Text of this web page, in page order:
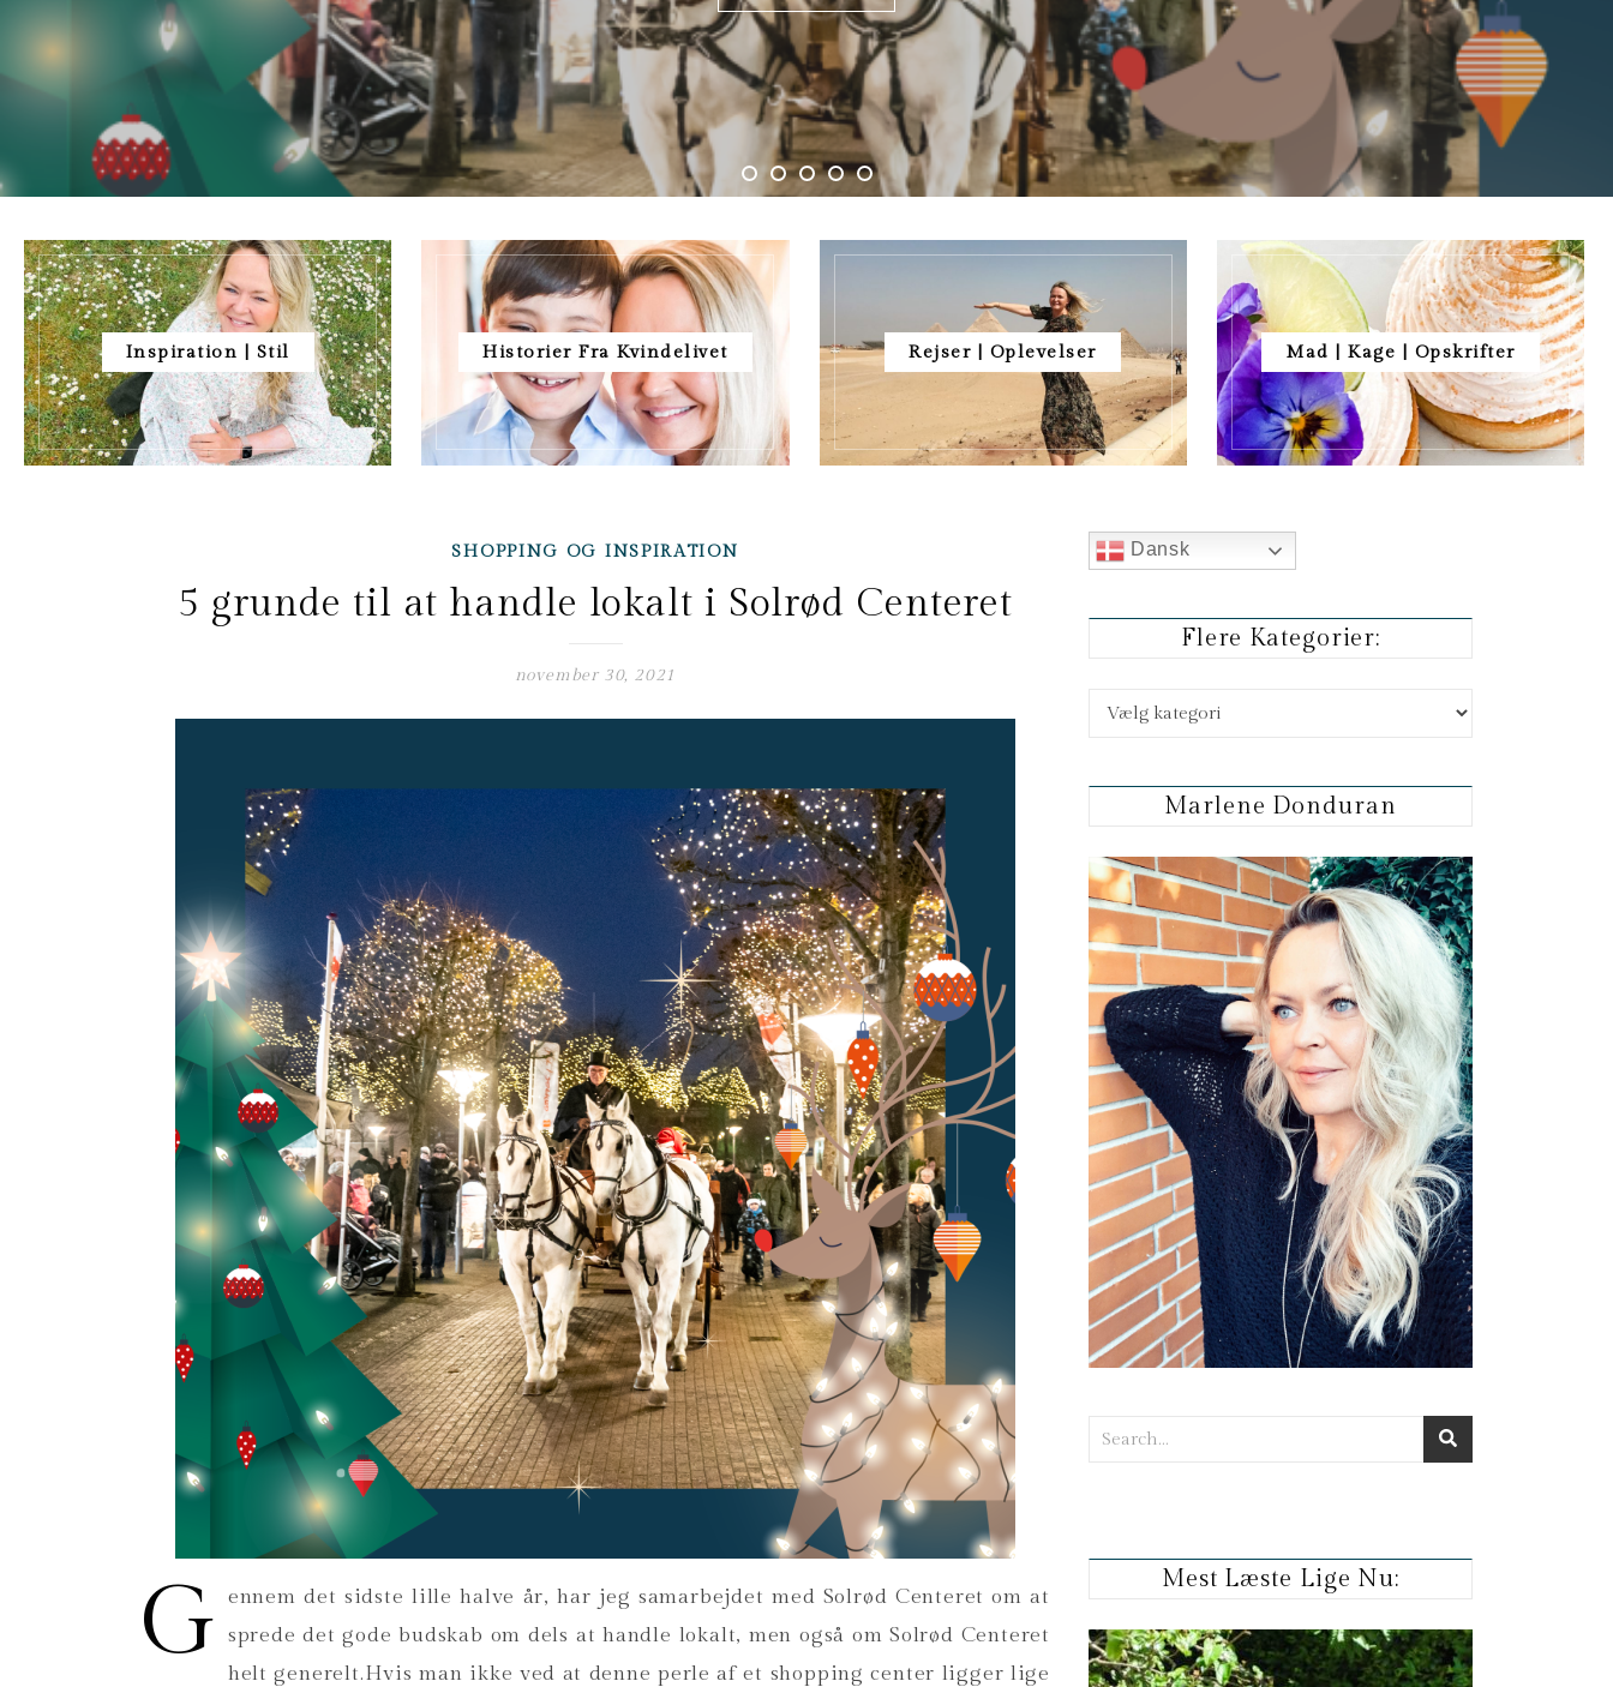
Inspiration | Stil Historier Fra Kvindelivet Rejser | Oplevelser Mad | Kage | Opskrifter
SHOPPING OG INSPIRATION
5 grunde til at handle lokalt i Solrød Centeret
november 30, 2021
G ennem det sidste lille halve år, har jeg samarbejdet med Solrød Centeret om at
sprede det gode budskab om dels at handle lokalt, men også om Solrød Centeret
helt generelt.Hvis man ikke ved at denne perle af et shopping center ligger lige
Dansk
Flere Kategorier:
Flere kategorier:
Marlene Donduran
Mest Læste Lige Nu: